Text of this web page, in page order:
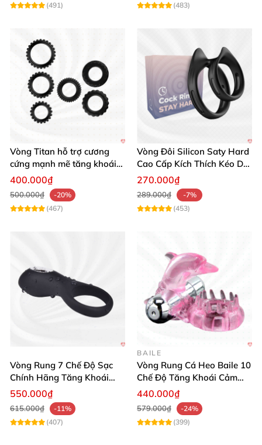
(491)
(483)
Vòng Titan hỗ trợ cương
cứng mạnh mẽ tăng khoái
cảm nam giới
400.000₫
500.000₫
-20%
(467)
Vòng Đôi Silicon Saty Hard
Cao Cấp Kích Thích Kéo Dài
Chính Hãng Mỹ
270.000₫
289.000₫
-7%
(453)
Vòng Rung 7 Chế Độ Sạc
Chính Hãng Tăng Khoái
Cảm Cho Nàng
550.000₫
615.000₫
-11%
(407)
BAILE
Vòng Rung Cá Heo Baile 10
Chế Độ Tăng Khoái Cảm
Hưng Phấn
440.000₫
579.000₫
-24%
(399)